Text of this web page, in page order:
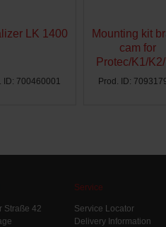
LK 1400
ID: 700460001
Mounting kit
cam for
Protec/K1/
Ø300 -
Prod. ID:
Straße 42
Service
Service Locator
Delivery Information